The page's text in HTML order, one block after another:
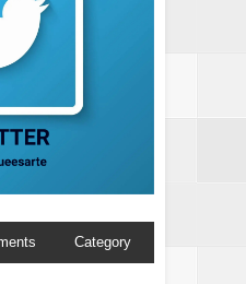
Category